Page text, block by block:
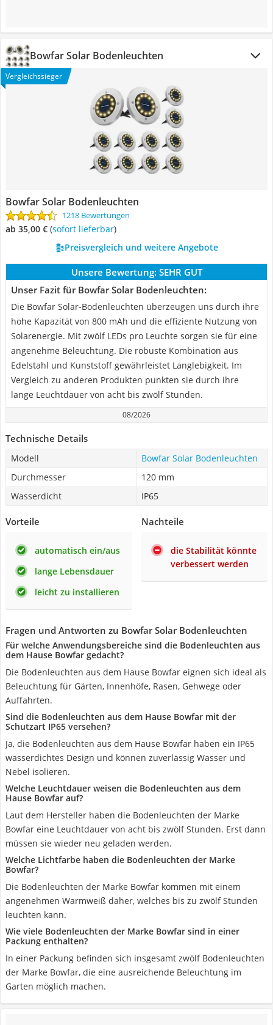
Bowfar Solar Bodenleuchten
Vergleichssieger
Bowfar Solar Bodenleuchten
1218 Bewertungen
ab 35,00 € ( Sofort lieferbar)
Preisvergleich und weitere Angebote
Unsere Bewertung: SEHR GUT
Unser Fazit für Bowfar Solar Bodenleuchten:
Die Bowfar Solar-Bodenleuchten überzeugen uns durch ihre
hohe Kapazität von 800 mAh und die effiziente Nutzung von
Solarenergie. Mit zwölf LEDs pro Leuchte sorgen sie für eine
angenehme Beleuchtung. Die robuste Kombination aus
Edelstahl und Kunststoff gewährleistet Langlebigkeit. Im
Vergleich zu anderen Produkten punkten sie durch ihre
lange Leuchtdauer von acht bis zwölf Stunden.
08/2026
Technische Details
Modell
Bowfar Solar Bodenleuchten
Durchmesser
120 mm
Wasserdicht
IP65
Vorteile
automatisch ein/aus
lange Lebensdauer
leicht zu installieren
Nachteile
die Stabilität könnte
verbessert werden
Fragen und Antworten zu Bowfar Solar Bodenleuchten
Für welche Anwendungsbereiche sind die Bodenleuchten aus
dem Hause Bowfar gedacht?
Die Bodenleuchten aus dem Hause Bowfar eignen sich ideal als
Beleuchtung für Gärten, Innenhöfe, Rasen, Gehwege oder
Auffahrten.
Sind die Bodenleuchten aus dem Hause Bowfar mit der
Schutzart IP65 versehen?
Ja, die Bodenleuchten aus dem Hause Bowfar haben ein IP65
wasserdichtes Design und können zuverlässig Wasser und
Nebel isolieren.
Welche Leuchtdauer weisen die Bodenleuchten aus dem
Hause Bowfar auf?
Laut dem Hersteller haben die Bodenleuchten der Marke
Bowfar eine Leuchtdauer von acht bis zwölf Stunden. Erst dann
müssen sie wieder neu geladen werden.
Welche Lichtfarbe haben die Bodenleuchten der Marke
Bowfar?
Die Bodenleuchten der Marke Bowfar kommen mit einem
angenehmen Warmweiß daher, welches bis zu zwölf Stunden
leuchten kann.
Wie viele Bodenleuchten der Marke Bowfar sind in einer
Packung enthalten?
In einer Packung befinden sich insgesamt zwölf Bodenleuchten
der Marke Bowfar, die eine ausreichende Beleuchtung im
Garten möglich machen.